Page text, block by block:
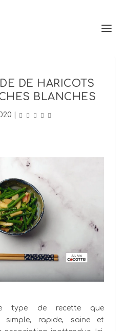
DE HARICOTS
BLANCHES
type de recette que
simple, rapide, saine et